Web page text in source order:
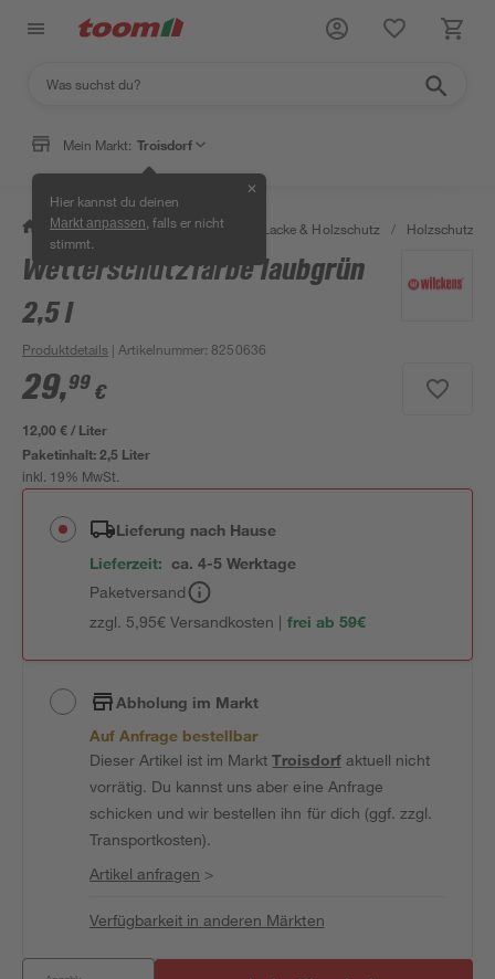
Mein Markt: Troisdorf
Hier kannst du deinen
Markt anpassen , falls er nicht
stimmt.
✕
/ Bauen & Renovieren / Farben, Lacke & Holzschutz / Holzschutz &
Wetterschutzfarbe laubgrün
2,5 l
Produktdetails | Artikelnummer: 8250636
29,99 €
12,00 € / Liter
Paketinhalt:2,5 Liter
inkl. 19% MwSt.
Lieferung nach Hause
Lieferzeit: ca. 4-5 Werktage
Paketversand
zzgl. 5,95€ Versandkosten | frei ab 59€
Abholung im Markt
Auf Anfrage bestellbar
Dieser Artikel ist im MarktTroisdorfaktuell nicht
vorrätig. Du kannst uns aber eine Anfrage
schicken und wir bestellen ihn für dich (ggf. zzgl.
Transportkosten).
Artikel anfragen >
Verfügbarkeit in anderen Märkten